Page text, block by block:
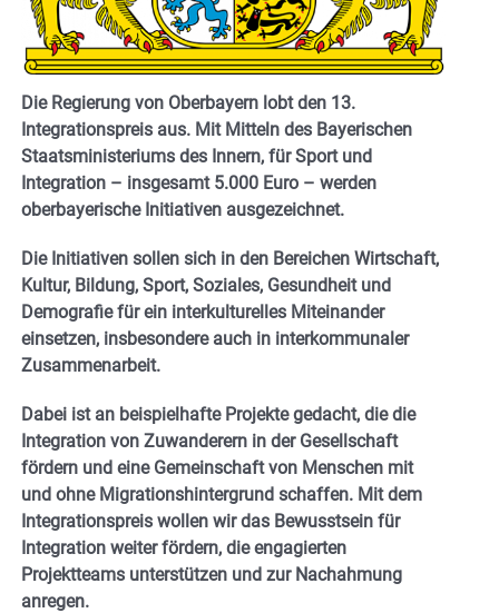
Die Regierung von Oberbayern lobt den 13.
Integrationspreis aus. Mit Mitteln des Bayerischen
Staatsministeriums des Innern, für Sport und
Integration – insgesamt 5.000 Euro – werden
oberbayerische Initiativen ausgezeichnet.
Die Initiativen sollen sich in den Bereichen Wirtschaft,
Kultur, Bildung, Sport, Soziales, Gesundheit und
Demografie für ein interkulturelles Miteinander
einsetzen, insbesondere auch in interkommunaler
Zusammenarbeit.
Dabei ist an beispielhafte Projekte gedacht, die die
Integration von Zuwanderern in der Gesellschaft
fördern und eine Gemeinschaft von Menschen mit
und ohne Migrationshintergrund schaffen. Mit dem
Integrationspreis wollen wir das Bewusstsein für
Integration weiter fördern, die engagierten
Projektteams unterstützen und zur Nachahmung
anregen.